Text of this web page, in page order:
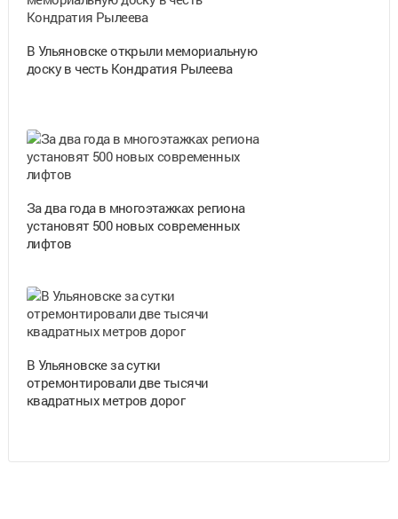
В Ульяновске открыли мемориальную
доску в честь Кондратия Рылеева
За два года в многоэтажках региона
установят 500 новых современных
лифтов
В Ульяновске за сутки
отремонтировали две тысячи
квадратных метров дорог